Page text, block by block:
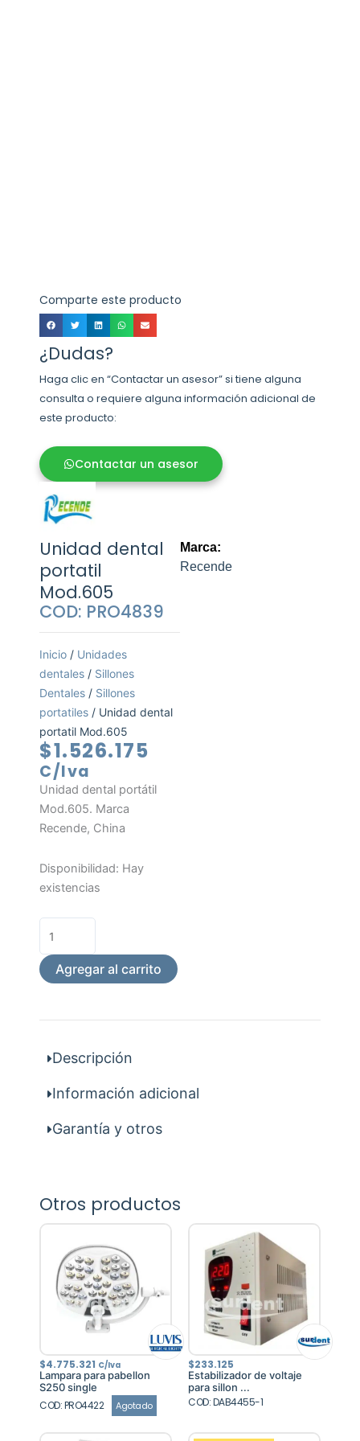
Comparte este producto
¿Dudas?
Haga clic en “Contactar un asesor” si tiene alguna
consulta o requiere alguna información adicional de
este producto:
Contactar un asesor
Unidad dental
portatil
Mod.605
COD: PRO4839
Inicio / Unidades
dentales / Sillones
Dentales / Sillones
portatiles / Unidad dental
portatil Mod.605
$1.526.175
C/Iva
Unidad dental portátil
Mod.605. Marca
Recende, China
Disponibilidad: Hay
existencias
Unidad
dental
cantidad
Agregar al carrito
Marca:
Recende
Descripción
Información adicional
Garantía y otros
Otros productos
$4.775.321 C/Iva
Lampara para pabellon
S250 single
COD: PRO4422 Agotado
$233.125
Estabilizador de voltaje
para sillon ...
COD: DAB4455-1